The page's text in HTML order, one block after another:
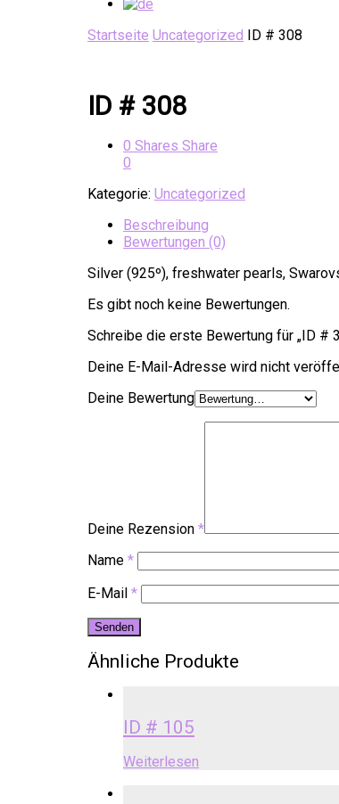
Startseite Uncategorized ID # 308
ID # 308
0 Shares Share
0
Kategorie: Uncategorized
Beschreibung
Bewertungen (0)
Silver (925º), freshwater pearls,
Es gibt noch keine Bewertungen.
Schreibe die erste Bewertung für „ID #
Deine E-Mail-Adresse wird nicht
Deine Bewertung
Deine Rezension *
Name *
E-Mail *
Ähnliche Produkte
ID # 105
Weiterlesen